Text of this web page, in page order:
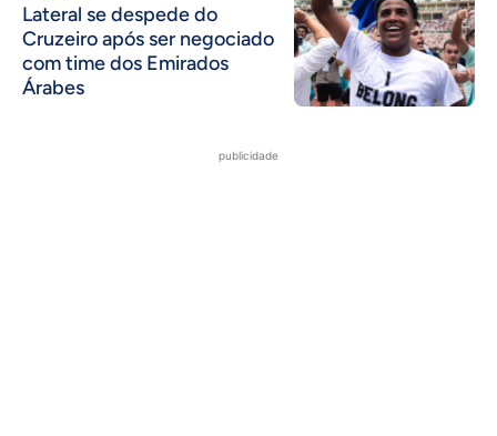
Lateral se despede do
Cruzeiro após ser negociado
com time dos Emirados
Árabes
publicidade